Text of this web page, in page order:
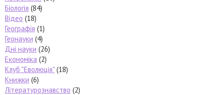
Біологія (84)
Відео (18)
Географія (1)
Геонауки (4)
Дні науки (26)
Економіка (2)
Клуб "Еволюція" (18)
Книжки (6)
Літературознавство (2)